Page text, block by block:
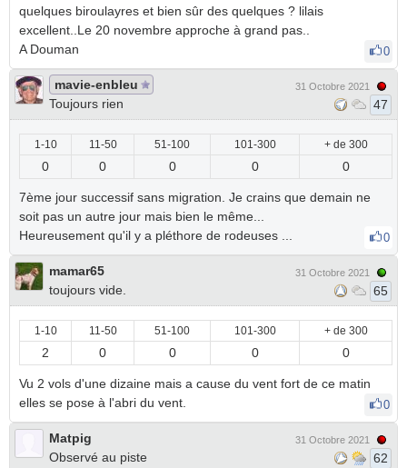
quelques biroulayres et bien sûr des quelques ? lilais
excellent..Le 20 novembre approche à grand pas..
A Douman
0
mavie-enbleu
Toujours rien
31 Octobre 2021
47
1-10 11-50 51-100 101-300 + de 300
0 0 0 0 0
7ème jour successif sans migration. Je crains que demain ne
soit pas un autre jour mais bien le même...
Heureusement qu'il y a pléthore de rodeuses ...
0
mamar65
toujours vide.
31 Octobre 2021
65
1-10 11-50 51-100 101-300 + de 300
2 0 0 0 0
Vu 2 vols d'une dizaine mais a cause du vent fort de ce matin
elles se pose à l'abri du vent.
0
Matpig
Observé au piste
31 Octobre 2021
62